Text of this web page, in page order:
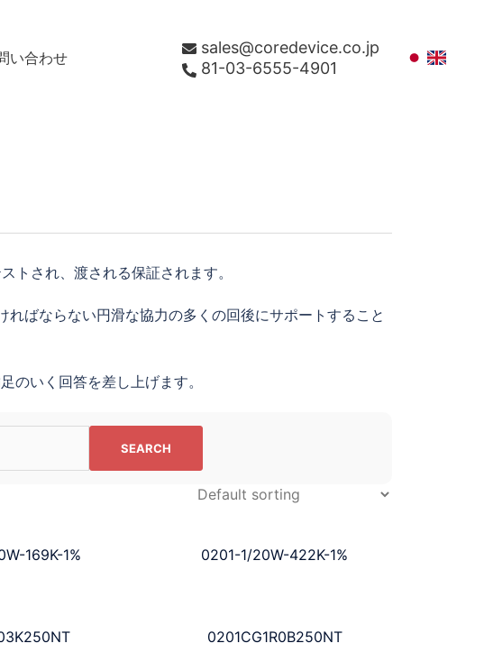
い合わせ
sales@coredevice.co.jp
81-03-6555-4901
トされ、渡される保証されます。
ばならない円滑な協力の多くの回後にサポートすること
のいく回答を差し上げます。
169K-1% 0201-1/20W-422K-1%
0201CG1R0B250NT